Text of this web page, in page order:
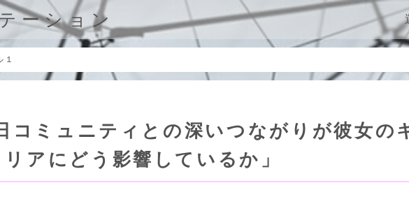
ーション
１
コミュニティとの深いつながりが彼女の
リアにどう影響しているか」